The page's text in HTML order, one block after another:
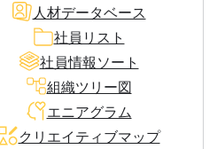
人材データベース
社員リスト
社員情報ソート
組織ツリー図
エニアグラム
クリエイティブマップ